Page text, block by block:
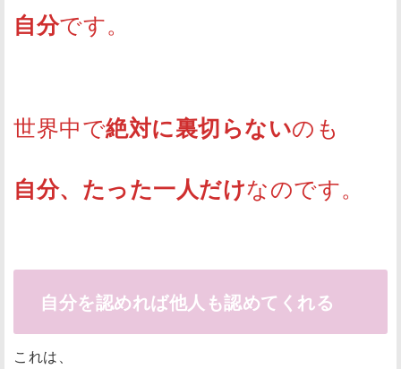
自分です。
世界中で絶対に裏切らないのも
自分、たった一人だけなのです。
自分を認めれば他人も認めてくれる
これは、